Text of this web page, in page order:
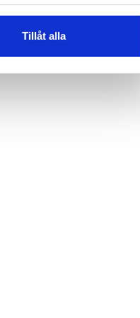
Tillåt alla